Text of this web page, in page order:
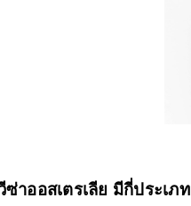
ซ่าออสเตรเลีย มีกี่ประเภท